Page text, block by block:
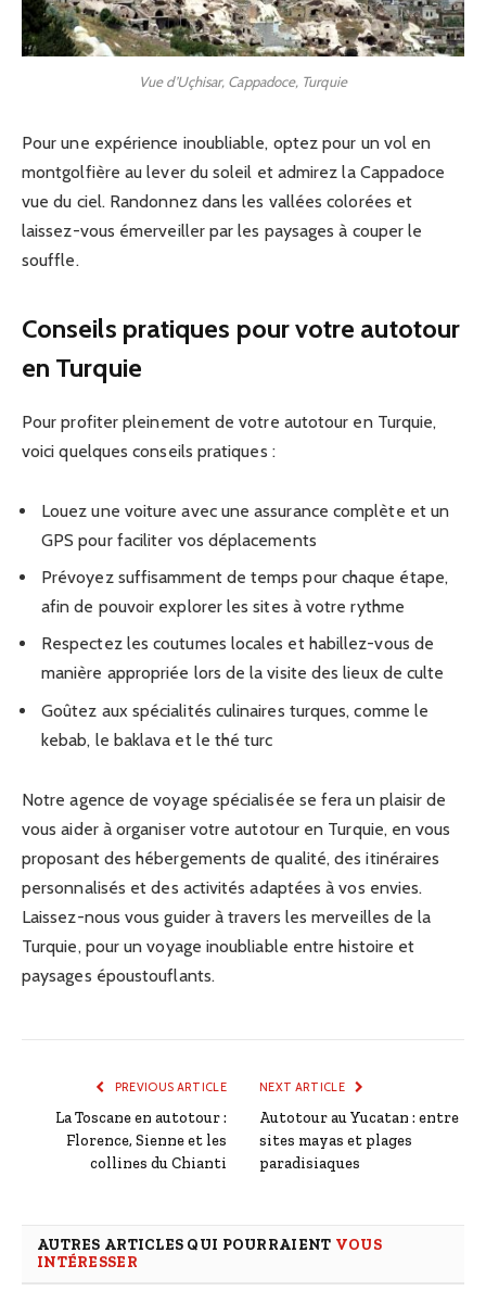
Vue d’Uçhisar, Cappadoce, Turquie
Pour une expérience inoubliable, optez pour un vol en
montgolfière au lever du soleil et admirez la Cappadoce
vue du ciel. Randonnez dans les vallées colorées et
laissez-vous émerveiller par les paysages à couper le
souffle.
Conseils pratiques pour votre autotour
en Turquie
Pour profiter pleinement de votre autotour en Turquie,
voici quelques conseils pratiques :
Louez une voiture avec une assurance complète et un
GPS pour faciliter vos déplacements
Prévoyez suffisamment de temps pour chaque étape,
afin de pouvoir explorer les sites à votre rythme
Respectez les coutumes locales et habillez-vous de
manière appropriée lors de la visite des lieux de culte
Goûtez aux spécialités culinaires turques, comme le
kebab, le baklava et le thé turc
Notre agence de voyage spécialisée se fera un plaisir de
vous aider à organiser votre autotour en Turquie, en vous
proposant des hébergements de qualité, des itinéraires
personnalisés et des activités adaptées à vos envies.
Laissez-nous vous guider à travers les merveilles de la
Turquie, pour un voyage inoubliable entre histoire et
paysages époustouflants.
PREVIOUS ARTICLE
La Toscane en autotour :
Florence, Sienne et les
collines du Chianti
NEXT ARTICLE
Autotour au Yucatan : entre
sites mayas et plages
paradisiaques
AUTRES ARTICLES QUI POURRAIENT VOUS
INTÉRESSER